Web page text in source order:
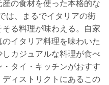
の食材を使った本格的な
は、まるでイタリアの街
る料理が味わえる。自家
イタリア料理を味わいた
カジュアルな料理が食べ
タイ・キッチンがおすす
ィストリクトにあるこの